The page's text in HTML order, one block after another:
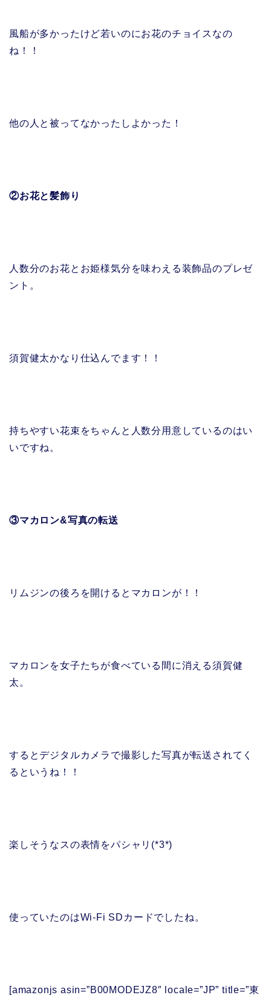
風船が多かったけど若いのにお花のチョイスなの
ね！！
他の人と被ってなかったしよかった！
②お花と髪飾り
人数分のお花とお姫様気分を味わえる装飾品のプレゼ
ント。
須賀健太かなり仕込んでます！！
持ちやすい花束をちゃんと人数分用意しているのはい
いですね。
③マカロン&写真の転送
リムジンの後ろを開けるとマカロンが！！
マカロンを女子たちが食べている間に消える須賀健
太。
するとデジタルカメラで撮影した写真が転送されてく
るというね！！
楽しそうなスの表情をパシャリ(*3*)
使っていたのはWi-Fi SDカードでしたね。
[amazonjs asin=”B00MODEJZ8″ locale=”JP” title=”東